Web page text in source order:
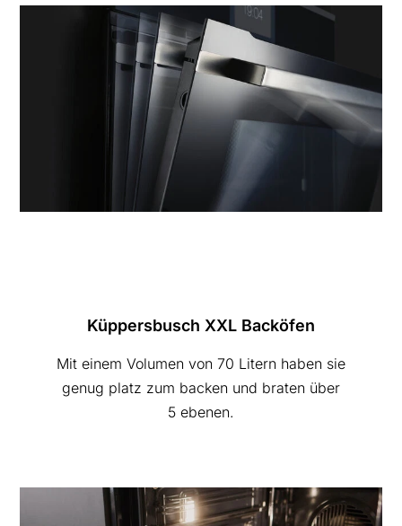
Küppersbusch XXL Backöfen
Mit einem Volumen von 70 Litern haben sie
genug platz zum backen und braten über
5 ebenen.